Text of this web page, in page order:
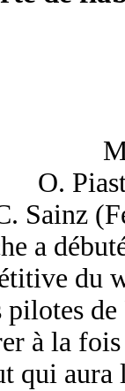
O.
Sainz
a
du
à la
qui aura